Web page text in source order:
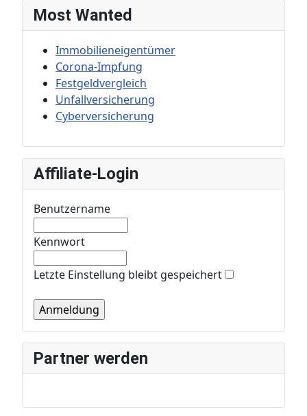
Most Wanted
Immobilieneigentümer
Corona-Impfung
Festgeldvergleich
Unfallversicherung
Cyberversicherung
Affiliate-Login
Benutzername
Kennwort
Letzte Einstellung bleibt gespeichert
Partner werden